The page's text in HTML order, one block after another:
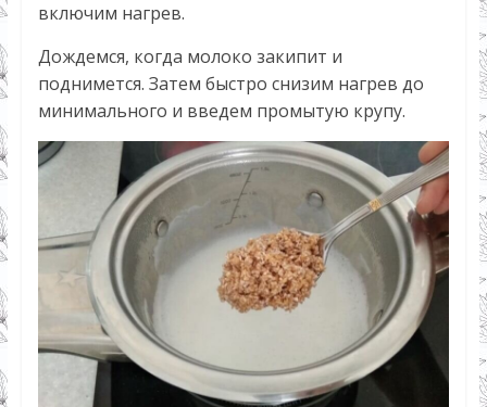
включим нагрев.
Дождемся, когда молоко закипит и
поднимется. Затем быстро снизим нагрев до
минимального и введем промытую крупу.